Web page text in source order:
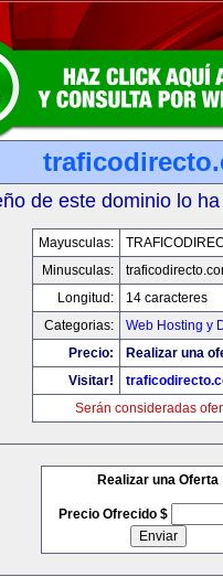
de este dominio lo
Mayusculas:
Minusculas:
Longitud:
14 caracteres
Categorias:
Web Hosting y
Precio:
Realizar una
Visitar!
Serán consideradas
Realizar una Oferta
Precio Ofrecido $